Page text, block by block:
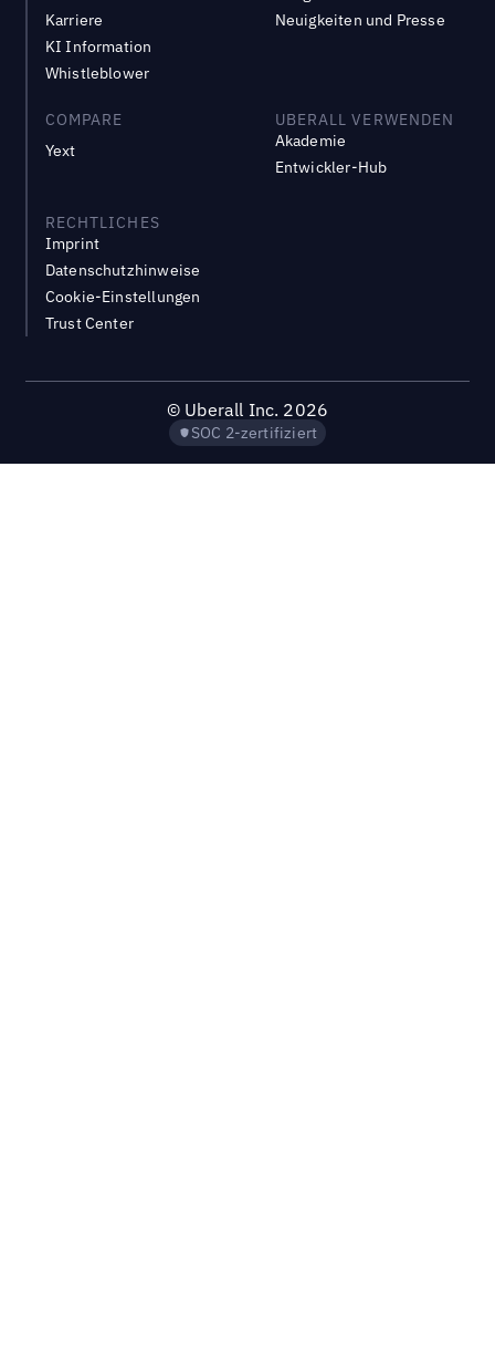
Karriere
KI Information
Whistleblower
Neuigkeiten und Presse
COMPARE
Yext
UBERALL VERWENDEN
Akademie
Entwickler-Hub
RECHTLICHES
Imprint
Datenschutzhinweise
Cookie-Einstellungen
Trust Center
© Uberall Inc. 2026
SOC 2-zertifiziert